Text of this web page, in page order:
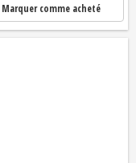
Marquer comme acheté